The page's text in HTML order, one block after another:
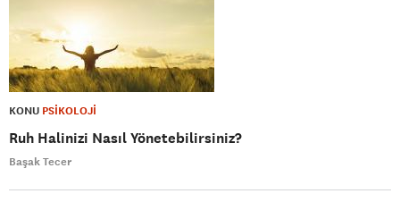
KONU PSİKOLOJİ
Ruh Halinizi Nasıl Yönetebilirsiniz?
Başak Tecer